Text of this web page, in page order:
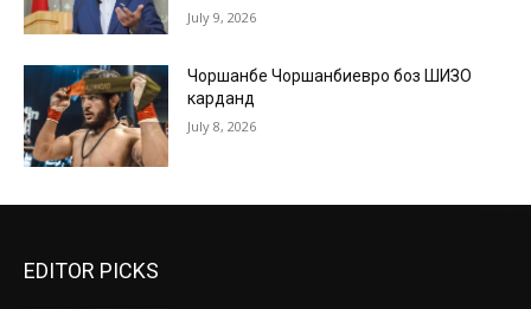
July 9, 2026
Чоршанбе Чоршанбиевро боз ШИЗО
карданд
July 8, 2026
EDITOR PICKS